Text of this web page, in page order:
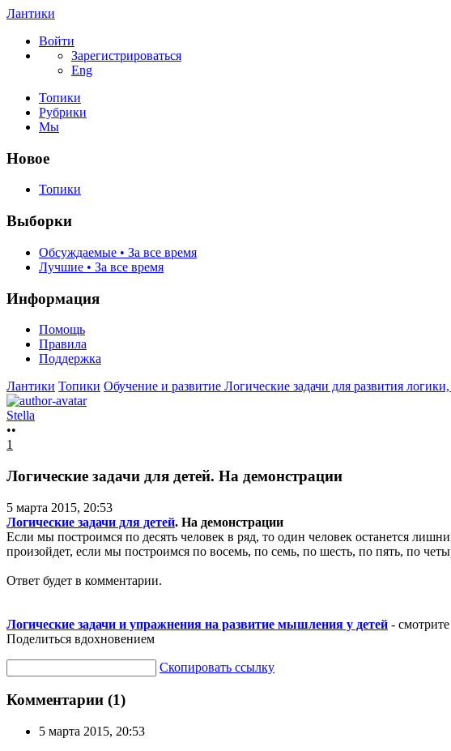
Лантики
Войти
Зарегистрироваться
Eng
Топики
Рубрики
Мы
Новое
Топики
Выборки
Обсуждаемые • За все время
Лучшие • За все время
Информация
Помощь
Правила
Поддержка
Лантики Топики Обучение и развитие Логические задачи для развития
Stella
••
1
Логические задачи для детей. На демонстрации
5 марта 2015, 20:53
Логические задачи для детей. На демонстрации
Если мы построимся по десять человек в ряд, то один человек останется
произойдет, если мы построимся по восемь, по семь, по шесть, по пять, по
Ответ будет в комментарии.
Логические задачи и упражнения на развитие мышления у детей -
Поделиться вдохновением
Скопировать ссылку
Комментарии (1)
5 марта 2015, 20:53